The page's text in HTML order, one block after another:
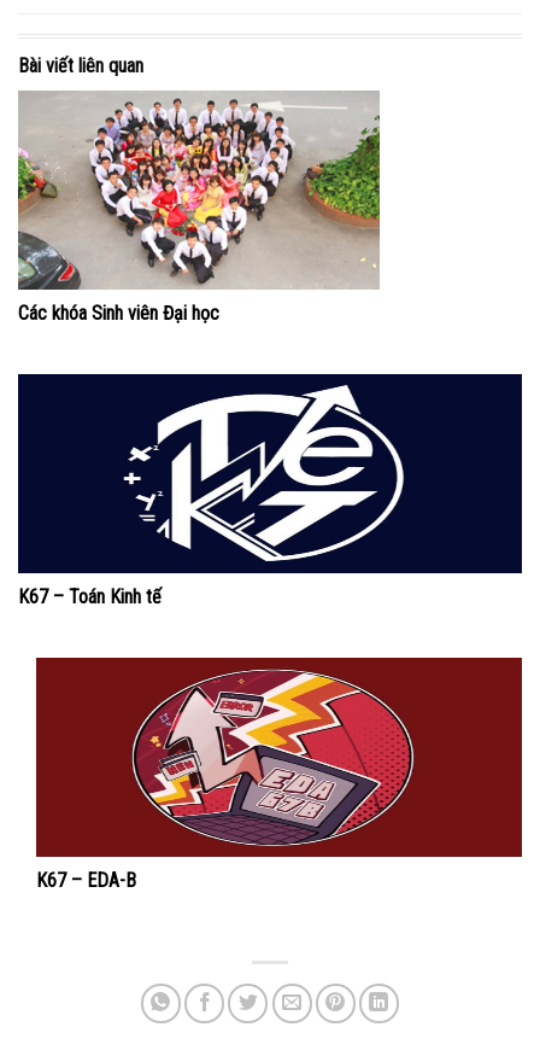
Bài viết liên quan
Các khóa Sinh viên Đại học
K67 – Toán Kinh tế
K67 – EDA-B